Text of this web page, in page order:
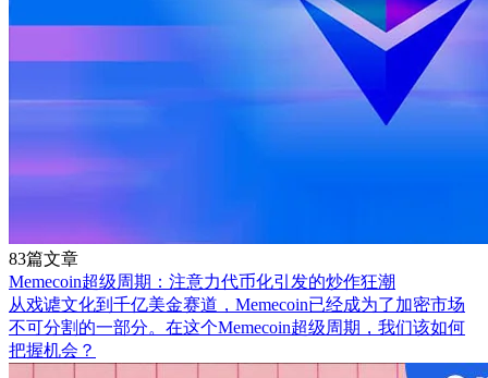
83篇文章
Memecoin超级周期：注意力代币化引发的炒作狂潮
从戏谑文化到千亿美金赛道，Memecoin已经成为了加密市场
不可分割的一部分。在这个Memecoin超级周期，我们该如何
把握机会？